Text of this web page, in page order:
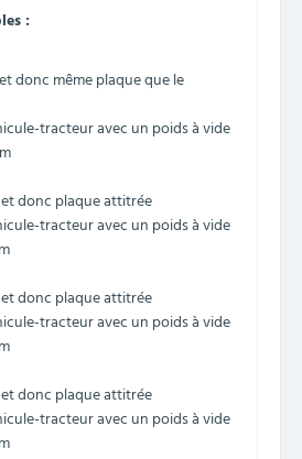
:
donc même plaque que le
tracteur avec un poids à vide
donc plaque attitrée
tracteur avec un poids à vide
donc plaque attitrée
tracteur avec un poids à vide
donc plaque attitrée
tracteur avec un poids à vide